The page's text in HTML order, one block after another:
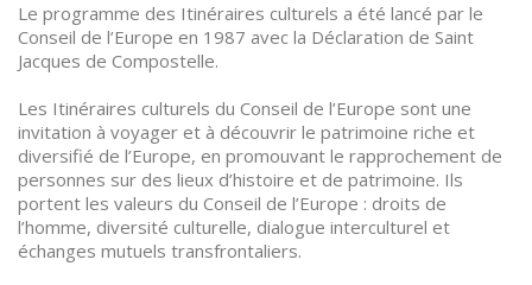
Le programme des Itinéraires culturels a été lancé par le
Conseil de l’Europe en 1987 avec la Déclaration de Saint
Jacques de Compostelle.
Les Itinéraires culturels du Conseil de l’Europe sont une
invitation à voyager et à découvrir le patrimoine riche et
diversifié de l’Europe, en promouvant le rapprochement de
personnes sur des lieux d’histoire et de patrimoine. Ils
portent les valeurs du Conseil de l’Europe : droits de
l’homme, diversité culturelle, dialogue interculturel et
échanges mutuels transfrontaliers.